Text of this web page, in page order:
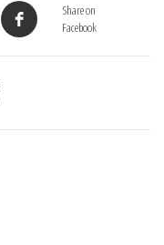
Share on
Facebook